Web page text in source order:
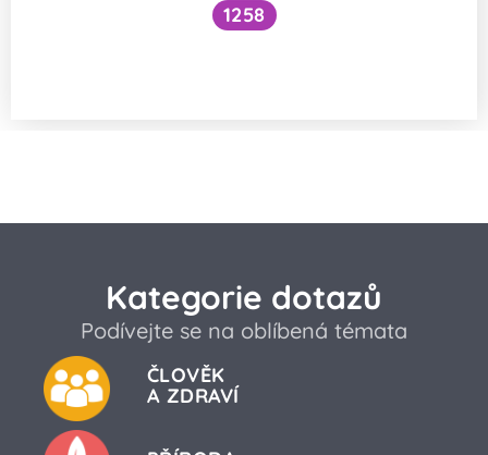
1258
Kategorie dotazů
Podívejte se na oblíbená témata
ČLOVĚK
A ZDRAVÍ